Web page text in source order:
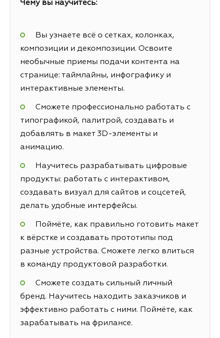
Чему вы научитесь:
Вы узнаете всё о сетках, колонках,
композиции и декомпозиции. Освоите
необычные приемы подачи контента на
странице: таймлайны, инфографику и
интерактивные элементы.
Сможете профессионально работать с
типографикой, палитрой, создавать и
добавлять в макет 3D-элементы и
анимацию.
Научитесь разрабатывать цифровые
продукты: работать с интерактивом,
создавать визуал для сайтов и соцсетей,
делать удобные интерфейсы.
Поймёте, как правильно готовить макет
к вёрстке и создавать прототипы под
разные устройства. Сможете легко влиться
в команду продуктовой разработки.
Сможете создать сильный личный
бренд. Научитесь находить заказчиков и
эффективно работать с ними. Поймёте, как
зарабатывать на фрилансе.